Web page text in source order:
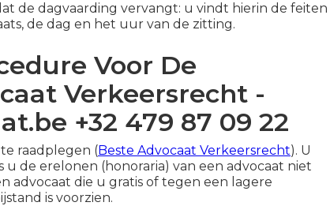
de dagvaarding vervangt: u vindt hierin de feiten
de dag en het uur van de zitting.
Voor De
Verkeersrecht -
+32 479 87 09 22
raadplegen (Beste Advocaat Verkeersrecht). U
de erelonen (honoraria) van een advocaat niet
advocaat die u gratis of tegen een lagere
is voorzien.